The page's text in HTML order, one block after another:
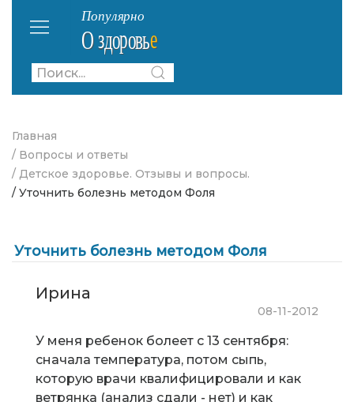
Главная
/ Вопросы и ответы
/ Детское здоровье. Отзывы и вопросы.
/ Уточнить болезнь методом Фоля
Уточнить болезнь методом Фоля
Ирина
08-11-2012
У меня ребенок болеет с 13 сентября:
сначала температура, потом сыпь,
которую врачи квалифицировали и как
ветрянка (анализ сдали - нет) и как